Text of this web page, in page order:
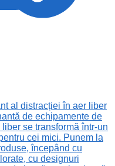
al distracției în aer liber
de echipamente de
se transformă într-un
cei mici. Punem la
începând cu
cu designuri